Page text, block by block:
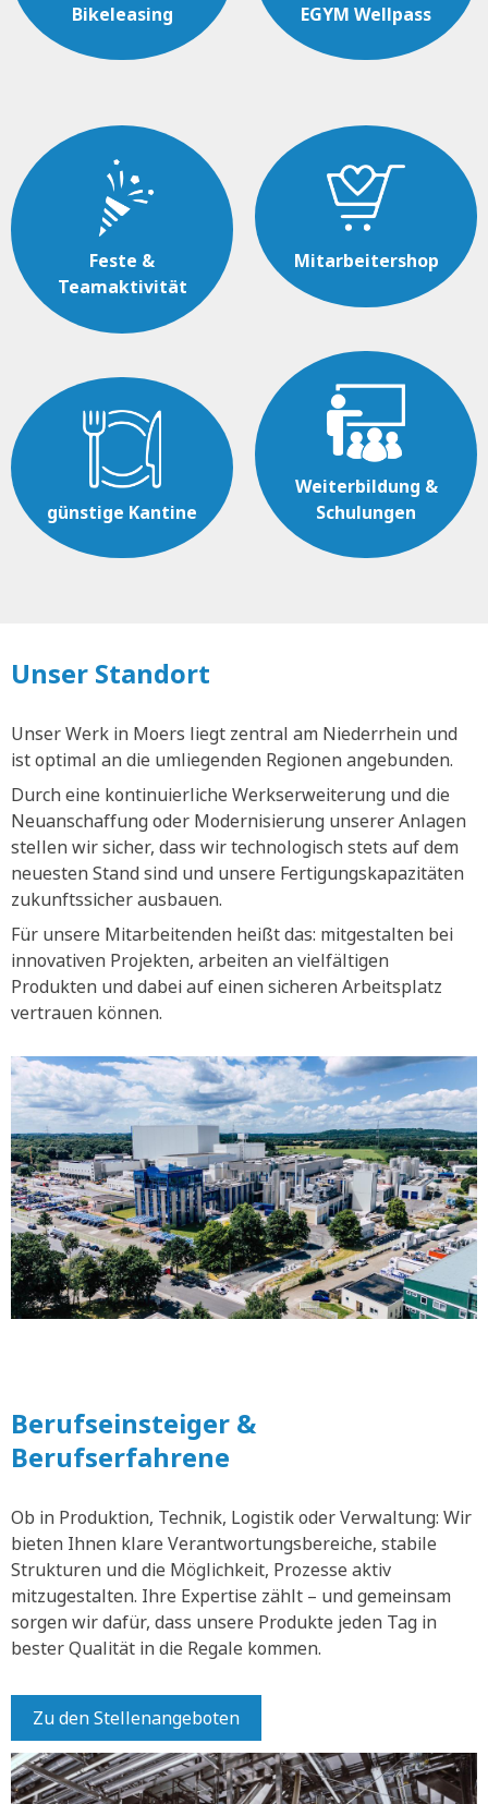
Bikeleasing EGYM Wellpass
Feste &
Teamaktivität
günstige Kantine
Mitarbeitershop
Weiterbildung &
Schulungen
Unser Standort
Unser Werk in Moers liegt zentral am Niederrhein und
ist optimal an die umliegenden Regionen angebunden.
Durch eine kontinuierliche Werkserweiterung und die
Neuanschaffung oder Modernisierung unserer Anlagen
stellen wir sicher, dass wir technologisch stets auf dem
neuesten Stand sind und unsere Fertigungskapazitäten
zukunftssicher ausbauen.
Für unsere Mitarbeitenden heißt das: mitgestalten bei
innovativen Projekten, arbeiten an vielfältigen
Produkten und dabei auf einen sicheren Arbeitsplatz
vertrauen können.
Berufseinsteiger &
Berufserfahrene
Ob in Produktion, Technik, Logistik oder Verwaltung: Wir
bieten Ihnen klare Verantwortungsbereiche, stabile
Strukturen und die Möglichkeit, Prozesse aktiv
mitzugestalten. Ihre Expertise zählt – und gemeinsam
sorgen wir dafür, dass unsere Produkte jeden Tag in
bester Qualität in die Regale kommen.
Zu den Stellenangeboten